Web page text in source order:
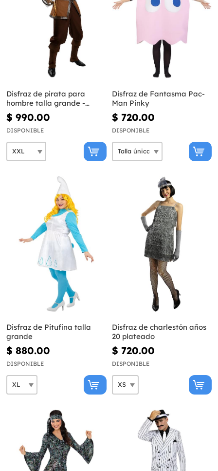
Disfraz de pirata para
hombre talla grande -
Colección Caribe
$ 990.00
DISPONIBLE
Disfraz de Fantasma Pac-
Man Pinky
$ 720.00
DISPONIBLE
Disfraz de Pitufina talla
grande
$ 880.00
DISPONIBLE
Disfraz de charlestón años
20 plateado
$ 720.00
DISPONIBLE